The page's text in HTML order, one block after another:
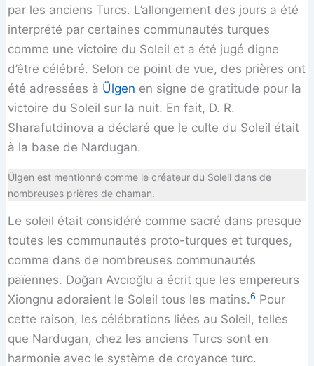
par les anciens Turcs. L’allongement des jours a été
interprété par certaines communautés turques
comme une victoire du Soleil et a été jugé digne
d’être célébré. Selon ce point de vue, des prières ont
été adressées à Ülgen en signe de gratitude pour la
victoire du Soleil sur la nuit. En fait, D. R.
Sharafutdinova a déclaré que le culte du Soleil était
à la base de Nardugan.
Ülgen est mentionné comme le créateur du Soleil dans de
nombreuses prières de chaman.
Le soleil était considéré comme sacré dans presque
toutes les communautés proto-turques et turques,
comme dans de nombreuses communautés
païennes. Doğan Avcıoğlu a écrit que les empereurs
Xiongnu adoraient le Soleil tous les matins.6 Pour
cette raison, les célébrations liées au Soleil, telles
que Nardugan, chez les anciens Turcs sont en
harmonie avec le système de croyance turc.